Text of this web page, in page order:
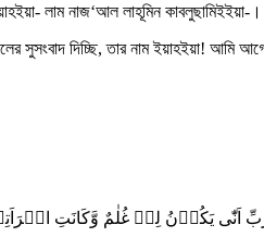
লাম নাজ‘আল লাহূমিন কাবলুছামিইইয়া-।
দিচ্ছি, তার নাম ইয়াহইয়া! আমি আগে
اَنّٰی یَکُوۡنُ لِیۡ غُلٰمٌ وَّکَانَتِ